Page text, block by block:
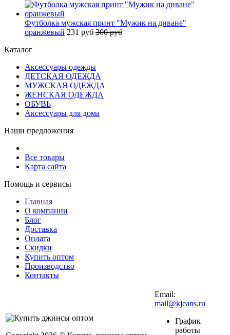
Футболка мужская принт "Мужик на диване"
оранжевый 231 руб 300 руб
Каталог
Аксессуары одежды
ДЕТСКАЯ ОДЕЖДА
МУЖСКАЯ ОДЕЖДА
ЖЕНСКАЯ ОДЕЖДА
ОБУВЬ
Аксессуары для дома
Наши предложения
Все товары
Карта сайта
Помощь и сервисы
Главная
О компании
Блог
Доставка
Оплата
Скидки
Купить оптом
Производство
Контакты
Email:
mail@kjeans.ru
График
работы